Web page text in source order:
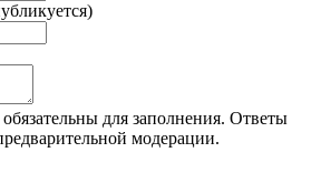
обязательны для заполнения. Ответы
модерации.